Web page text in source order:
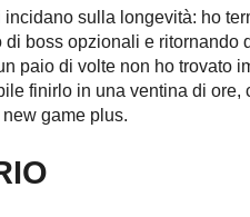
sulla longevità: ho
boss opzionali e ritornando
paio di volte non ho trovato
finirlo in una ventina di ore,
game plus.